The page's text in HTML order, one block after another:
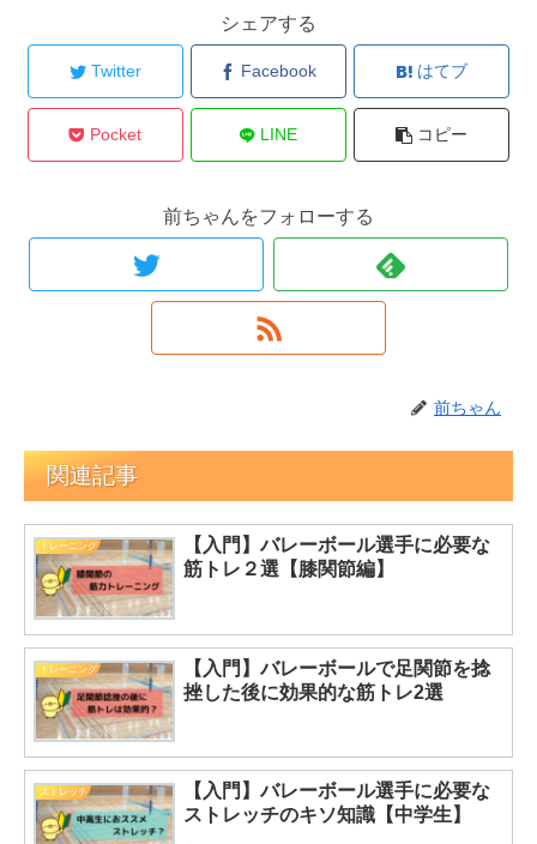
シェアする
Twitter Facebook はてブ
Pocket LINE コピー
前ちゃんをフォローする
前ちゃん
関連記事
トレーニング
【入門】バレーボール選手に必要な
筋トレ２選【膝関節編】
トレーニング
【入門】バレーボールで足関節を捻
挫した後に効果的な筋トレ2選
ストレッチ
【入門】バレーボール選手に必要な
ストレッチのキソ知識【中学生】